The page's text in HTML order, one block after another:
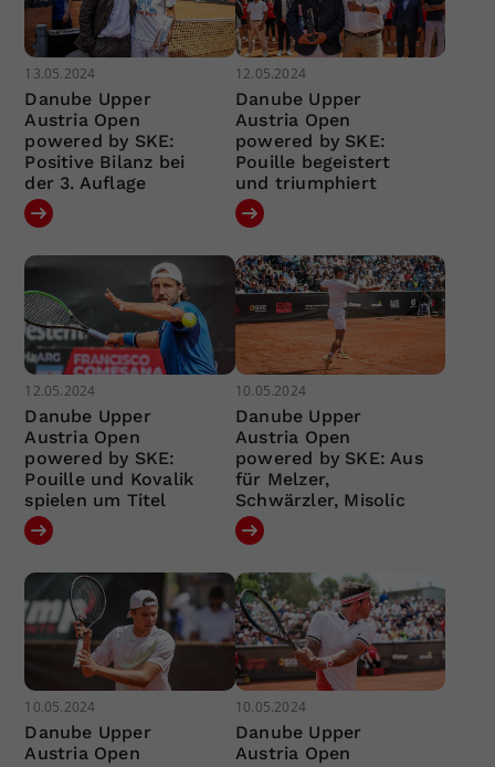
13.05.2024
Danube Upper
Austria Open
powered by SKE:
Positive Bilanz bei
der 3. Auflage
12.05.2024
Danube Upper
Austria Open
powered by SKE:
Pouille begeistert
und triumphiert
12.05.2024
Danube Upper
Austria Open
powered by SKE:
Pouille und Kovalik
spielen um Titel
10.05.2024
Danube Upper
Austria Open
powered by SKE: Aus
für Melzer,
Schwärzler, Misolic
10.05.2024
Danube Upper
Austria Open
10.05.2024
Danube Upper
Austria Open